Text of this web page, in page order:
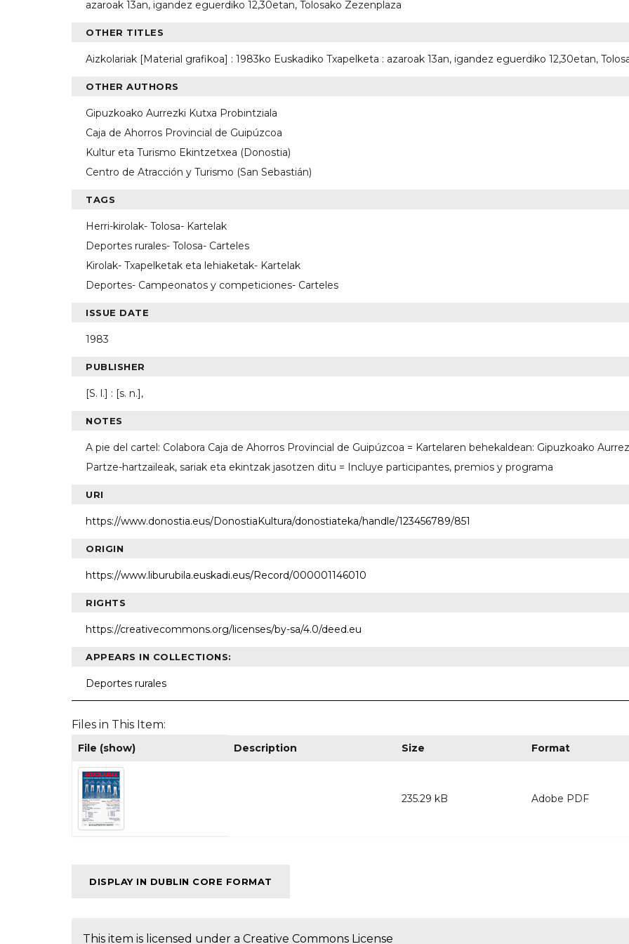
azaroak 13an, igandez eguerdiko 12,30etan, Tolosako Zezenplaza
OTHER TITLES
Aizkolariak [Material grafikoa] : 1983ko Euskadiko Txapelketa : azaroak 13an, igandez eguerdiko 12,30etan,
OTHER AUTHORS
Gipuzkoako Aurrezki Kutxa Probintziala
Caja de Ahorros Provincial de Guipúzcoa
Kultur eta Turismo Ekintzetxea (Donostia)
Centro de Atracción y Turismo (San Sebastián)
TAGS
Herri-kirolak- Tolosa- Kartelak
Deportes rurales- Tolosa- Carteles
Kirolak- Txapelketak eta lehiaketak- Kartelak
Deportes- Campeonatos y competiciones- Carteles
ISSUE DATE
1983
PUBLISHER
[S. l.] : [s. n.],
NOTES
A pie del cartel: Colabora Caja de Ahorros Provincial de Guipúzcoa = Kartelaren behekaldean: Gipuzkoako
Partze-hartzaileak, sariak eta ekintzak jasotzen ditu = Incluye participantes, premios y programa
URI
https://www.donostia.eus/DonostiaKultura/donostiateka/handle/123456789/851
ORIGIN
https://www.liburubila.euskadi.eus/Record/000001146010
RIGHTS
https://creativecommons.org/licenses/by-sa/4.0/deed.eu
APPEARS IN COLLECTIONS:
Deportes rurales
Files in This Item:
File (show) Description Size Format
235.29 kB Adobe PDF
DISPLAY IN DUBLIN CORE FORMAT
This item is licensed under a Creative Commons License